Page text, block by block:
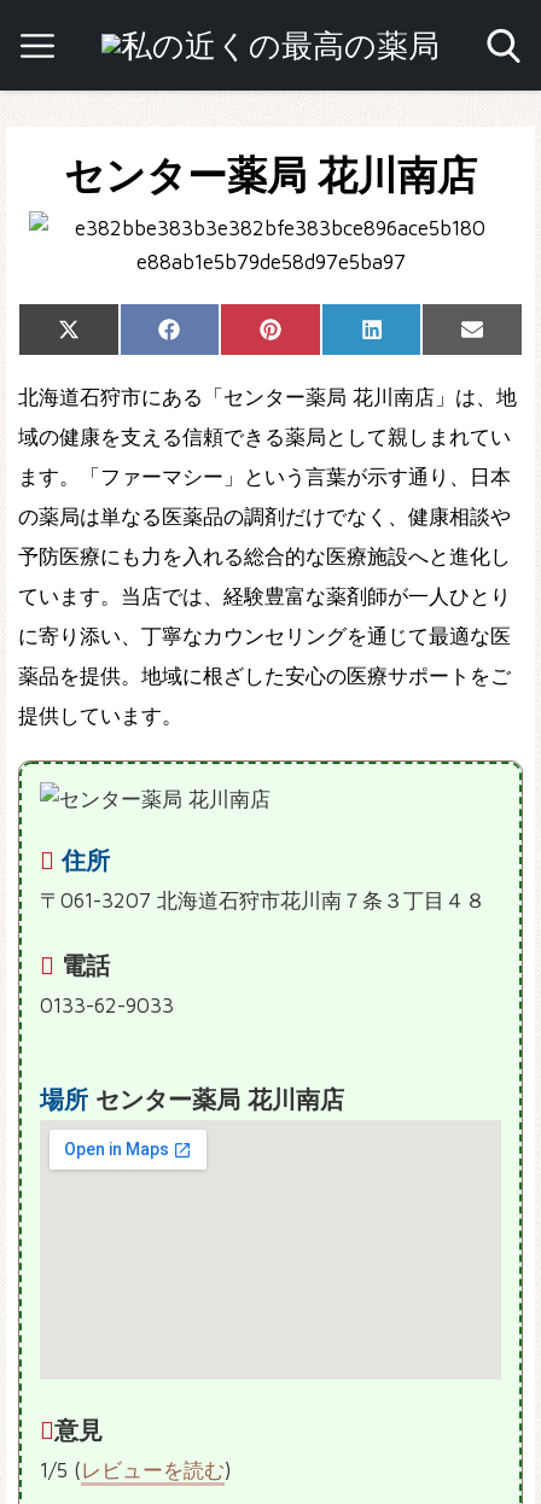
センター薬局 花川南店
Share
on
X
(Twitter)
Share
on
Facebook Share
on
Pinterest Share
on
LinkedIn
Share
on
Email
北海道石狩市にある「センター薬局 花川南店」は、地
域の健康を支える信頼できる薬局として親しまれてい
ます。「ファーマシー」という言葉が示す通り、日本
の薬局は単なる医薬品の調剤だけでなく、健康相談や
予防医療にも力を入れる総合的な医療施設へと進化し
ています。当店では、経験豊富な薬剤師が一人ひとり
に寄り添い、丁寧なカウンセリングを通じて最適な医
薬品を提供。地域に根ざした安心の医療サポートをご
提供しています。
住所
〒061-3207 北海道石狩市花川南７条３丁目４８
電話
0133-62-9033
場所 センター薬局 花川南店
意見
1/5 (レビューを読む)